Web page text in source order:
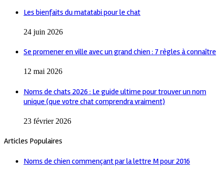
Les bienfaits du matatabi pour le chat
24 juin 2026
Se promener en ville avec un grand chien : 7 règles à connaître
12 mai 2026
Noms de chats 2026 : Le guide ultime pour trouver un nom
unique (que votre chat comprendra vraiment)
23 février 2026
Articles Populaires
Noms de chien commençant par la lettre M pour 2016